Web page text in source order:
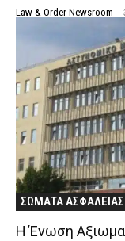
Law & Order Newsroom -
ΣΩΜΑΤΑ ΑΣΦΑΛΕΙΑΣ
H Ένωση